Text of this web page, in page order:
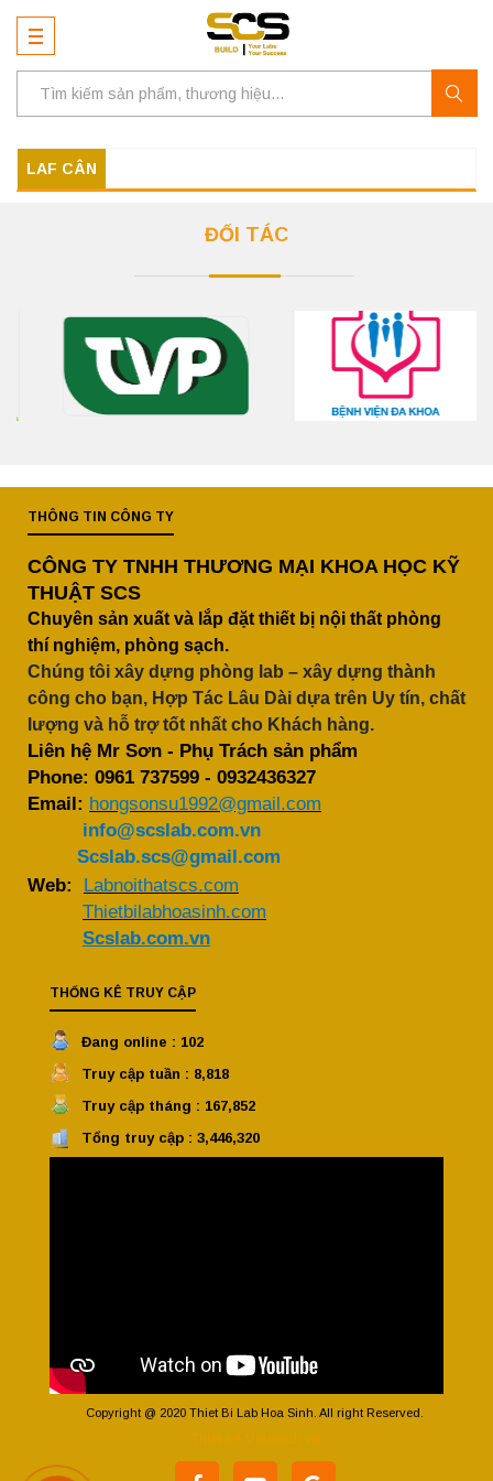
LAF CÂN
ĐỐI TÁC
THÔNG TIN CÔNG TY
CÔNG TY TNHH THƯƠNG MẠI KHOA HỌC KỸ
THUẬT SCS
Chuyên sản xuất và lắp đặt thiết bị nội thất phòng
thí nghiệm, phòng sạch.
Chúng tôi xây dựng phòng lab – xây dựng thành
công cho bạn, Hợp Tác Lâu Dài dựa trên Uy tín, chất
lượng và hỗ trợ tốt nhất cho Khách hàng.
Liên hệ Mr Sơn - Phụ Trách sản phẩm
Phone: 0961 737599 - 0932436327
Email: hongsonsu1992@gmail.com
info@scslab.com.vn
Scslab.scs@gmail.com
Web: Labnoithatscs.com
Thietbilabhoasinh.com
Scslab.com.vn
THỐNG KÊ TRUY CẬP
Đang online : 102
Truy cập tuần : 8,818
Truy cập tháng : 167,852
Tổng truy cập : 3,446,320
Copyright @ 2020 Thiet Bi Lab Hoa Sinh. All right Reserved.